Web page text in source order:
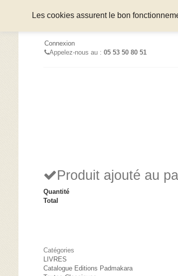
Connexion
Appelez-nous au : 05 53 50 80 51
Produit ajouté au
Quantité
Total
Catégories
LIVRES
Catalogue Editions Padmakara
Les cookies assurent le bon